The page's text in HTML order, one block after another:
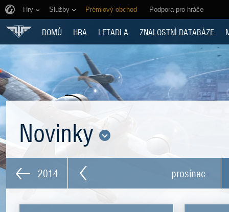
Hry Služby Prémiový obchod Podpora pro hráče
DOMŮ HRA LETADLA ZNALOSTNÍ DATABÁZE
Novinky
2014 prosinec